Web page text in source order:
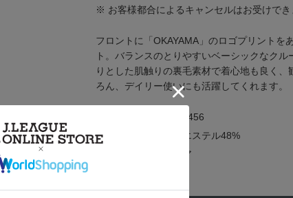
※ お客様都合によるキャンセルはお受けでき
フロントに「OKAYAMA」のロゴプリントを
ト。バランスのとりやすいベーシックなクル
りとした肌触りの裏毛素材で着心地も良く、
ろん、デイリー使いにも活躍してくれます。
メーカー品番：fo000456
素材：綿52% ポリエステル48%
原産国：インドネシア